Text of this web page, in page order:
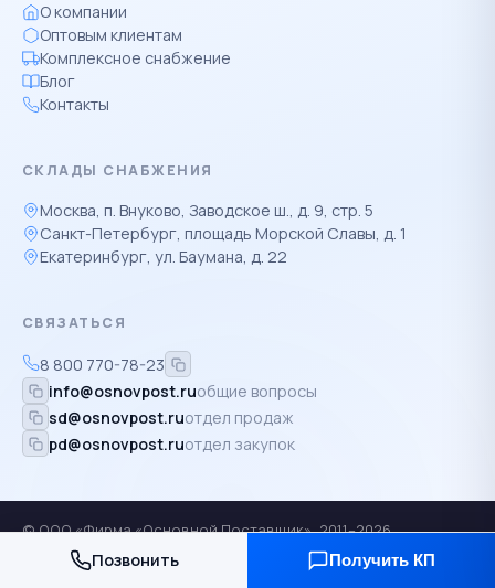
О компании
Оптовым клиентам
Комплексное снабжение
Блог
Контакты
СКЛАДЫ СНАБЖЕНИЯ
Москва, п. Внуково, Заводское ш., д. 9, стр. 5
Санкт-Петербург, площадь Морской Славы, д. 1
Екатеринбург, ул. Баумана, д. 22
СВЯЗАТЬСЯ
8 800 770-78-23
info@osnovpost.ruобщие вопросы
sd@osnovpost.ruотдел продаж
pd@osnovpost.ruотдел закупок
© ООО «Фирма «Основной Поставщик», 2011–2026
Политика конфиденциальности
Условия работы
ИНН:
7801606572
Позвонить Получить КП